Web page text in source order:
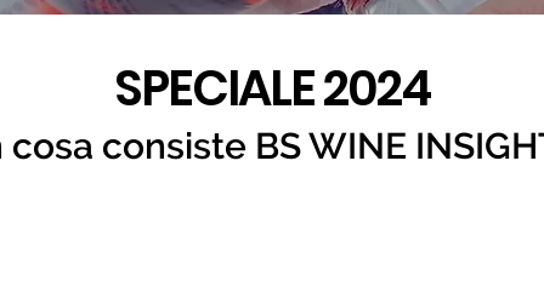
SPECIALE 2024
cosa consiste BS WINE